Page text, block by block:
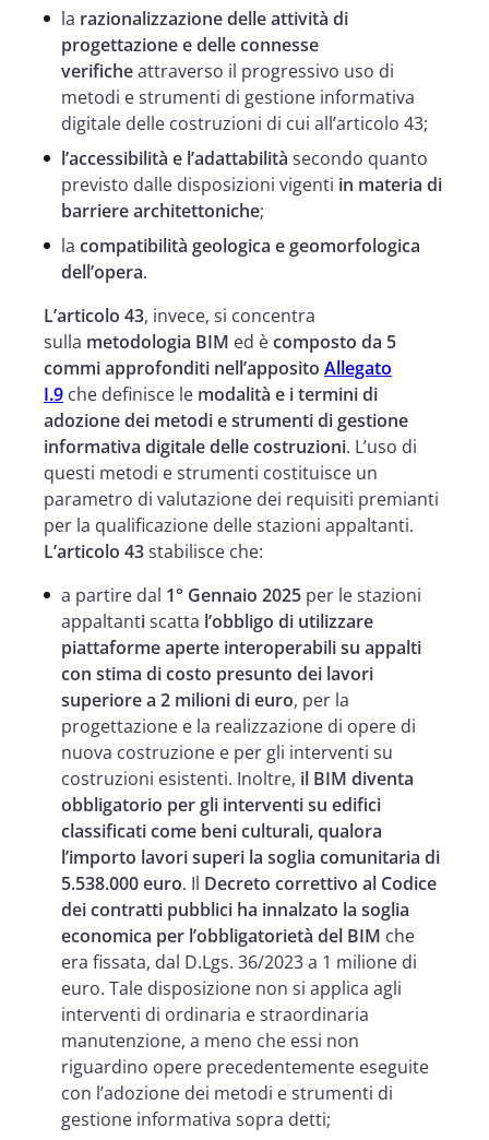
la razionalizzazione delle attività di
progettazione e delle connesse
verificheattraverso il progressivo uso di
metodi e strumenti di gestione informativa
digitale delle costruzioni di cui all’articolo 43;
l’accessibilità e l’adattabilità secondo quanto
previsto dalle disposizioni vigenti in materia di
barriere architettoniche;
la compatibilità geologica e geomorfologica
dell’opera.
L’articolo 43, invece, si concentra
sulla metodologia BIM ed ècomposto da 5
commi approfonditi nell’apposito Allegato
I.9 che definisce le modalità e i termini di
adozione dei metodi e strumenti di gestione
informativa digitale delle costruzioni. L’uso di
questi metodi e strumenti costituisce un
parametro di valutazione dei requisiti premianti
per la qualificazione delle stazioni appaltanti.
L’articolo 43stabilisce che:
a partire dal 1° Gennaio 2025 per le stazioni
appaltantiscatta l’obbligo di utilizzare
piattaforme aperte interoperabili su appalti
con stima di costo presunto dei lavori
superiore a 2 milioni di euro, per la
progettazione e la realizzazione di opere di
nuova costruzione e per gli interventi su
costruzioni esistenti. Inoltre, il BIM diventa
obbligatorio per gli interventi su edifici
classificati come beni culturali, qualora
l’importo lavori superi la soglia comunitaria di
5.538.000 euro. Il Decreto correttivo al Codice
dei contratti pubblici ha innalzato la soglia
economica per l’obbligatorietà del BIM che
era fissata, dal D.Lgs. 36/2023 a 1 milione di
euro. Tale disposizione non si applica agli
interventi di ordinaria e straordinaria
manutenzione, a meno che essi non
riguardino opere precedentemente eseguite
con l’adozione dei metodi e strumenti di
gestione informativa sopra detti;